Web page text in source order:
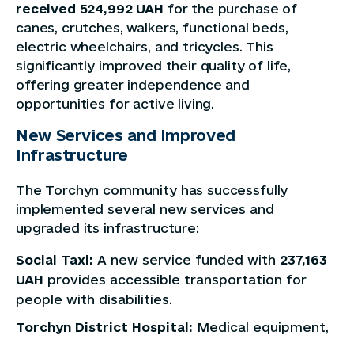
received 524,992 UAH for the purchase of
canes, crutches, walkers, functional beds,
electric wheelchairs, and tricycles. This
significantly improved their quality of life,
offering greater independence and
opportunities for active living.
New Services and Improved
Infrastructure
The Torchyn community has successfully
implemented several new services and
upgraded its infrastructure:
Social Taxi: A new service funded with 237,163
UAH provides accessible transportation for
people with disabilities.
Torchyn District Hospital: Medical equipment,